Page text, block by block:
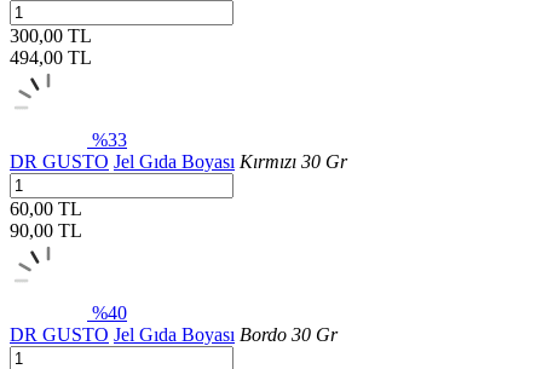
300,00 TL
494,00 TL
%33
DR GUSTO Jel Gıda Boyası Kırmızı 30 Gr
60,00 TL
90,00 TL
%40
DR GUSTO Jel Gıda Boyası Bordo 30 Gr